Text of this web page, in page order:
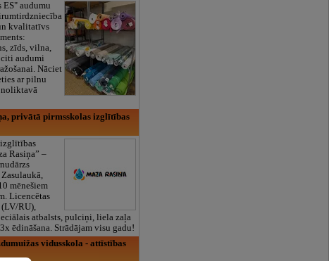
ES" audumu
kvalitatīvs
zīds, vilna,
audumi
Nāciet
ar pilnu
noliktavā
privātā pirmsskolas izglītības
izglītības
Rasiņa” –
mēnešiem
Licencētas
RU),
atbalsts, pulciņi, liela zaļa
ēdināšana. Strādājam visu gadu!
vidusskola - attīstības